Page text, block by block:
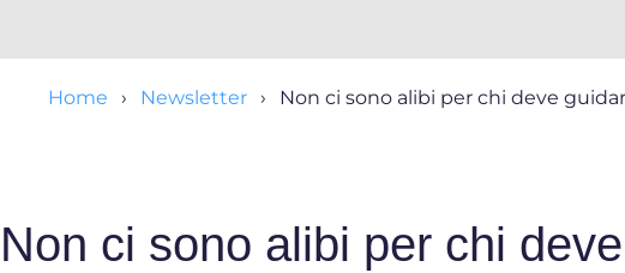
Home Newsletter Non ci sono alibi per chi deve
Non ci sono alibi per chi